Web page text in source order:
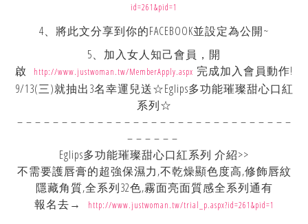
id=261&pid=1
4、將此文分享到你的FACEBOOK並設定為公開~
5、加入女人知己會員，開
啟
http://www.justwoman.tw/MemberApply.aspx 完成加入會員動作!
9/13(三)就抽出3名幸運兒送☆Eglips多功能璀璨甜心口紅
系列☆
– – – – – – – – – – – – – – – – – – – – – – – – – – – – – – –
– – – – – –
Eglips多功能璀璨甜心口紅系列 介紹>>
不需要護唇膏的超強保濕力,不乾燥顯色度高,修飾唇紋
隱藏角質,全系列32色,霧面亮面質感全系列通有
報名去→
http://www.justwoman.tw/trial_p.aspx?id=261&pid=1